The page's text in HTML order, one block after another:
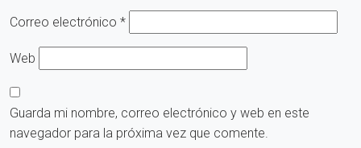
Correo electrónico *
Web
Guarda mi nombre, correo electrónico y web en este
navegador para la próxima vez que comente.